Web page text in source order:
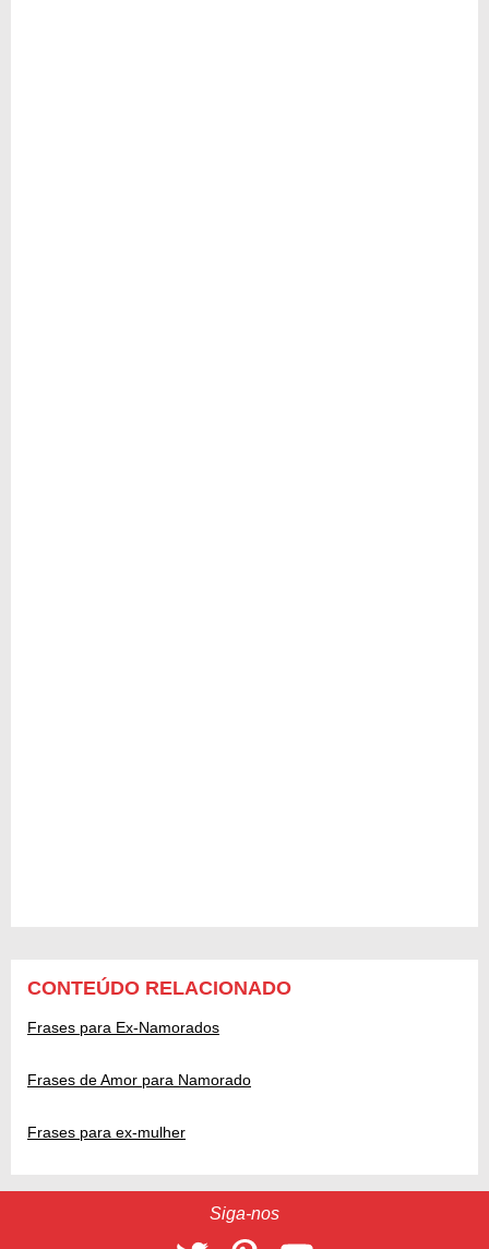
CONTEÚDO RELACIONADO
Frases para Ex-Namorados
Frases de Amor para Namorado
Frases para ex-mulher
Siga-nos